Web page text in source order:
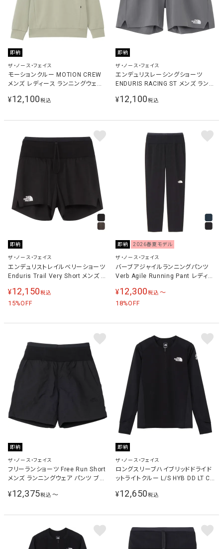
即納
ザ・ノース・フェイス
モーションクルー MOTION CREW
メンズ レディース ランニングウェア
¥12,100税込
即納
ザ・ノース・フェイス
エンデュリスレーシングショーツ
ENDURIS RACING ST メンズ ランニ
NB72480 SP
¥12,100税込
即納
ザ・ノース・フェイス
エンデュリストレイルベリーショーツ
Enduris Trail Very Short メンズ ラ
NB72573 K
¥12,150税込
15%OFF
即納 2026春夏モデル
ザ・ノース・フェイス
バーブアジャイルランニングパンツ
Verb Agile Running Pant レディー
NBW42677
¥12,300税込 〜
18%OFF
即納
ザ・ノース・フェイス
フリーランショーツ Free Run Short
メンズ ランニングウェア パンツ ブラ
¥12,375税込 〜
即納
ザ・ノース・フェイス
ロングスリーブハイブリッドドライド
ットライトクルー L/S HYB DD LT CR
ウェア ブラック NTW62571 K
¥12,650税込